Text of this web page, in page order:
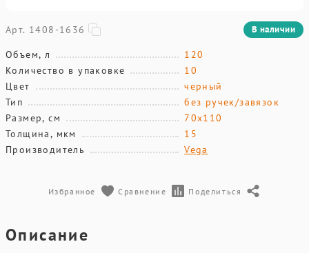
Арт. 1408-1636 В наличии
Объем, л
120
Количество в упаковке
10
Цвет
черный
Тип
без ручек/завязок
Размер, см
70х110
Толщина, мкм
15
Производитель
Vega
Избранное Сравнение Поделиться
Описание